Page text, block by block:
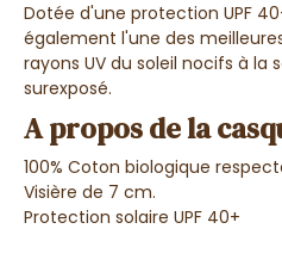
Dotée d'une protection UPF
également l'une des
rayons UV du soleil nocifs à la
surexposé.
A propos de la
100% Coton biologique
Visière de 7 cm.
Protection solaire UPF 40+